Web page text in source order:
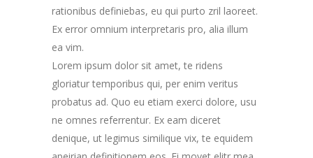
rationibus definiebas, eu qui purto zril laoreet.
Ex error omnium interpretaris pro, alia illum
ea vim.
Lorem ipsum dolor sit amet, te ridens
gloriatur temporibus qui, per enim veritus
probatus ad. Quo eu etiam exerci dolore, usu
ne omnes referrentur. Ex eam diceret
denique, ut legimus similique vix, te equidem